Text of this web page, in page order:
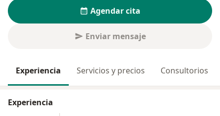
Agendar cita
Enviar mensaje
Experiencia Servicios y precios Consultorios
Experiencia